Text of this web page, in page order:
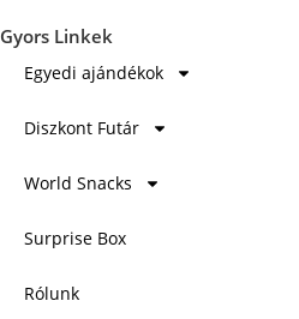
Gyors Linkek
Egyedi ajándékok
Diszkont Futár
World Snacks
Surprise Box
Rólunk